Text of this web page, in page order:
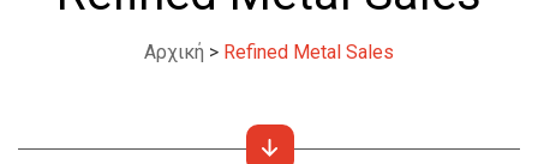
Αρχική > Refined Metal Sales